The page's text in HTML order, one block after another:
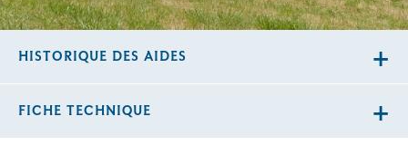
HISTORIQUE DES AIDES
FICHE TECHNIQUE